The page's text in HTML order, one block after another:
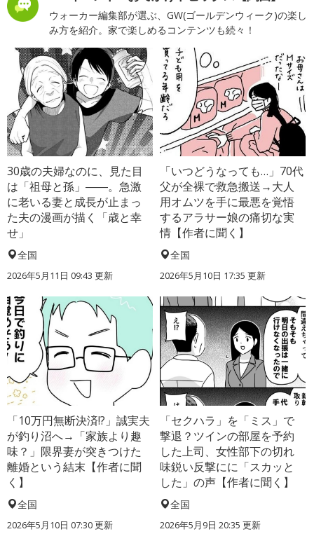
ウォーカー編集部が選ぶ、GW(ゴールデンウィーク)の楽し
み方を紹介。家で楽しめるコンテンツも続々！
30歳の夫婦なのに、見た目
は「祖母と孫」――。急激
に老いる妻と成長が止まっ
た夫の漫画が描く「歳と幸
せ」
全国
2026年5月11日 09:43 更新
「いつどうなっても…」70代
父が全裸で救急搬送→大人
用オムツを手に最悪を覚悟
するアラサー娘の痛切な実
情【作者に聞く】
全国
2026年5月10日 17:35 更新
「10万円無断決済!?」誠実夫
が釣り沼へ→「家族より趣
味？」限界妻が突きつけた
離婚という結末【作者に聞
く】
全国
2026年5月10日 07:30 更新
「セクハラ」を「ミス」で
撃退？ツインの部屋を予約
した上司、女性部下の切れ
味鋭い反撃にに「スカッと
した」の声【作者に聞く】
全国
2026年5月9日 20:35 更新